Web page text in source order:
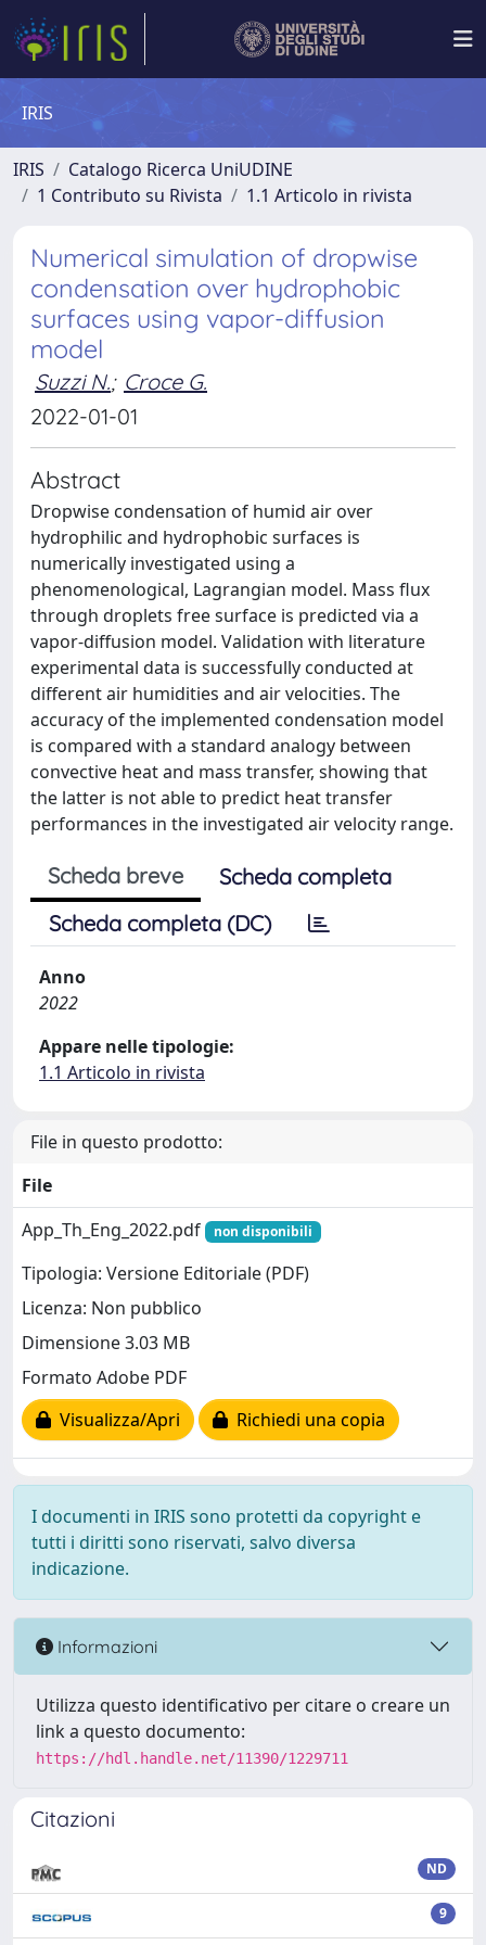
IRIS
IRIS
Catalogo Ricerca UniUDINE
1 Contributo su Rivista
1.1 Articolo in rivista
Numerical simulation of dropwise
condensation over hydrophobic
surfaces using vapor-diffusion
model
Suzzi N.; Croce G.
2022-01-01
Abstract
Dropwise condensation of humid air over
hydrophilic and hydrophobic surfaces is
numerically investigated using a
phenomenological, Lagrangian model. Mass flux
through droplets free surface is predicted via a
vapor-diffusion model. Validation with literature
experimental data is successfully conducted at
different air humidities and air velocities. The
accuracy of the implemented condensation model
is compared with a standard analogy between
convective heat and mass transfer, showing that
the latter is not able to predict heat transfer
performances in the investigated air velocity range.
Scheda breve
Scheda completa
Scheda completa (DC)
Anno
2022
Appare nelle tipologie:
1.1 Articolo in rivista
File in questo prodotto:
File
App_Th_Eng_2022.pdf
non disponibili
Tipologia: Versione Editoriale (PDF)
Licenza: Non pubblico
Dimensione 3.03 MB
Formato Adobe PDF
Visualizza/Apri
Richiedi una copia
I documenti in IRIS sono protetti da copyright e
tutti i diritti sono riservati, salvo diversa
indicazione.
Informazioni
Utilizza questo identificativo per citare o creare un
link a questo documento:
https://hdl.handle.net/11390/1229711
Citazioni
ND
9